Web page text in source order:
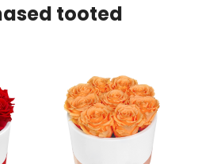
tooted